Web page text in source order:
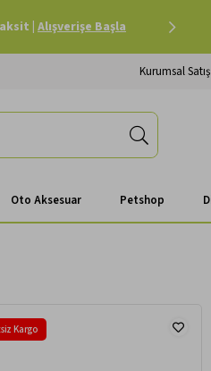
|Alışverişe Başla
Kurumsal Satış
Oto Aksesuar Petshop
Kargo